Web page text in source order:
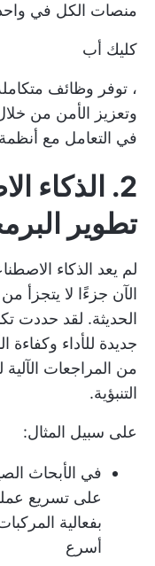
منصات الكل في
كليك أب
، توفر وظائف
وتعزيز الأمن من
في التعامل مع
تطوير
لم يعد الذكاء
الآن جزءًا لا يتجزأ
الحديثة. لقد حددت
جديدة للأداء
من المراجعات الآلية
التنبؤية.
على سبيل المثال:
في الأبحاث
على تسريع
بفعالية
أسرع